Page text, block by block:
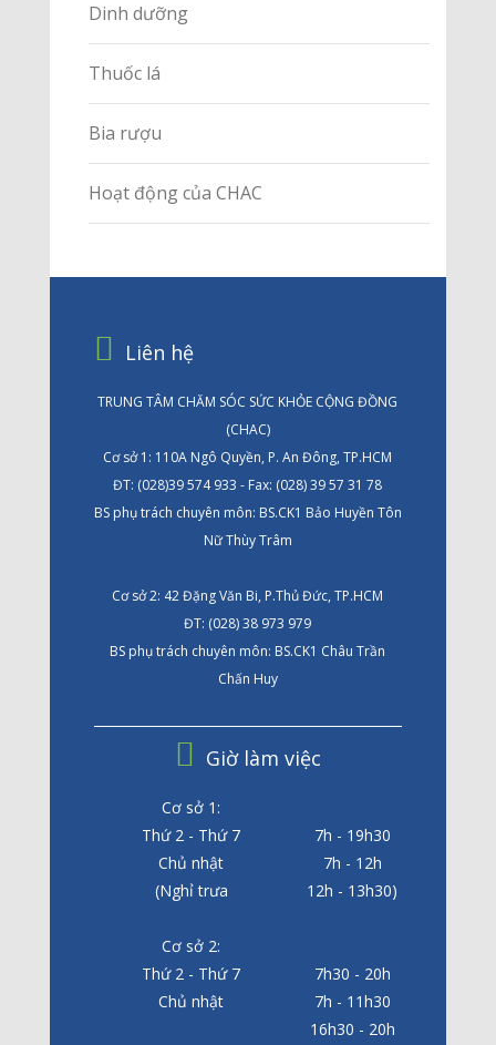
Dinh dưỡng
Thuốc lá
Bia rượu
Hoạt động của CHAC
Liên hệ
TRUNG TÂM CHĂM SÓC SỨC KHỎE CỘNG ĐỒNG
(CHAC)
Cơ sở 1: 110A Ngô Quyền, P. An Đông, TP.HCM
ĐT: (028)39 574 933 - Fax: (028) 39 57 31 78
BS phụ trách chuyên môn: BS.CK1 Bảo Huyền Tôn
Nữ Thùy Trâm
Cơ sở 2: 42 Đặng Văn Bi, P.Thủ Đức, TP.HCM
ĐT: (028) 38 973 979
BS phụ trách chuyên môn: BS.CK1 Châu Trần
Chấn Huy
Giờ làm việc
Cơ sở 1:
Thứ 2 - Thứ 7
7h - 19h30
Chủ nhật
7h - 12h
(Nghỉ trưa
12h - 13h30)
Cơ sở 2:
Thứ 2 - Thứ 7
7h30 - 20h
Chủ nhật
7h - 11h30
16h30 - 20h